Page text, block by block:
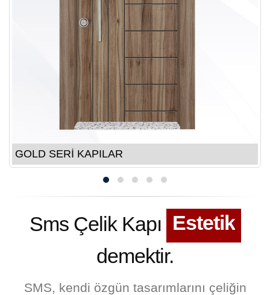
GOLD SERİ KAPILAR
Sms Çelik Kapı
Kalite
Güven
Estetik
Tecrübe
Kalite
demektir.
SMS, kendi özgün tasarımlarını çeliğin